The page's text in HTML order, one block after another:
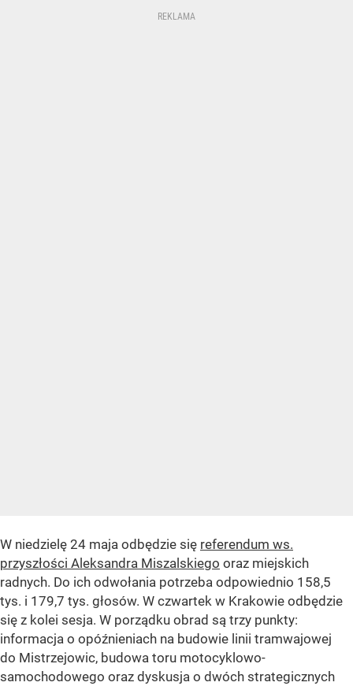
W niedzielę 24 maja odbędzie się referendum ws.
przyszłości Aleksandra Miszalskiego oraz miejskich
radnych. Do ich odwołania potrzeba odpowiednio 158,5
tys. i 179,7 tys. głosów. W czwartek w Krakowie odbędzie
się z kolei sesja. W porządku obrad są trzy punkty:
informacja o opóźnieniach na budowie linii tramwajowej
do Mistrzejowic, budowa toru motocyklowo-
samochodowego oraz dyskusja o dwóch strategicznych